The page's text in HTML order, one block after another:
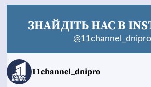
ЗНАЙДІТЬ НАС В
@11channel_dnipro
11channel_dnipro